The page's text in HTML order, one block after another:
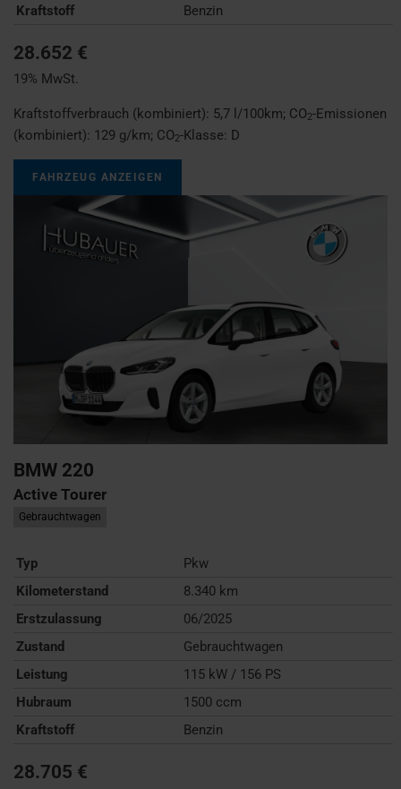
Kraftstoff
Benzin
28.652 €
19% MwSt.
Kraftstoffverbrauch (kombiniert): 5,7 l/100km; CO2-Emissionen
(kombiniert): 129 g/km; CO2-Klasse: D
FAHRZEUG ANZEIGEN
BMW 220
Active Tourer
Gebrauchtwagen
Typ
Pkw
Kilometerstand
8.340 km
Erstzulassung
06/2025
Zustand
Gebrauchtwagen
Leistung
115 kW / 156 PS
Hubraum
1500 ccm
Kraftstoff
Benzin
28.705 €